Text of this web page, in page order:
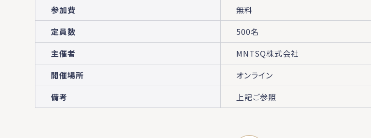
参加費
無料
定員数
500名
主催者
MNTSQ株式会社
開催場所
オンライン
備考
上記ご参照